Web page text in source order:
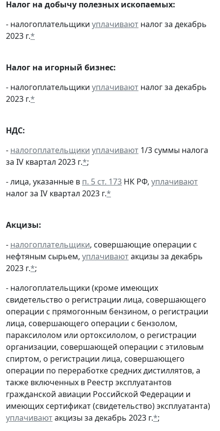
Налог на добычу полезных ископаемых:
- налогоплательщики уплачивают налог за декабрь
2023 г.*
Налог на игорный бизнес:
- налогоплательщики уплачивают налог за декабрь
2023 г.*
НДС:
- налогоплательщики уплачивают 1/3 суммы налога
за IV квартал 2023 г.*;
- лица, указанные в п. 5 ст. 173 НК РФ, уплачивают
налог за IV квартал 2023 г.*
Акцизы:
- налогоплательщики, совершающие операции с
нефтяным сырьем, уплачиваютакцизы за декабрь
2023 г.*;
- налогоплательщики (кроме имеющих
свидетельство о регистрации лица, совершающего
операции с прямогонным бензином, о регистрации
лица, совершающего операции с бензолом,
параксилолом или ортоксилолом, о регистрации
организации, совершающей операции с этиловым
спиртом, о регистрации лица, совершающего
операции по переработке средних дистиллятов, а
также включенных в Реестр эксплуатантов
гражданской авиации Российской Федерации и
имеющих сертификат (свидетельство) эксплуатанта)
уплачиваютакцизы за декабрь 2023 г.*;